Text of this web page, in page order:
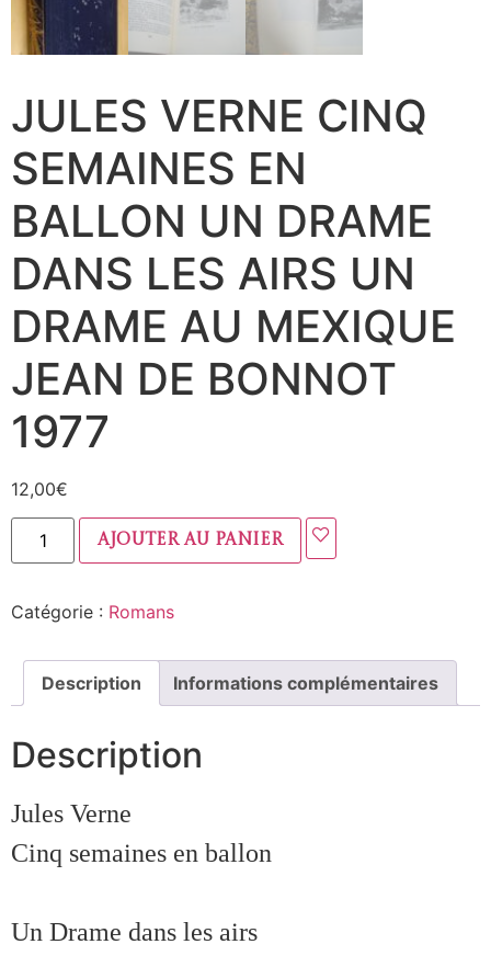
JULES VERNE CINQ
SEMAINES EN
BALLON UN DRAME
DANS LES AIRS UN
DRAME AU MEXIQUE
JEAN DE BONNOT
1977
12,00€
Ajouter au panier
Catégorie : Romans
Description Informations complémentaires
Description
Jules Verne
Cinq semaines en ballon
Un Drame dans les airs